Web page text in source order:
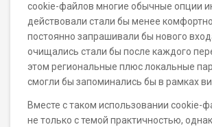
cookie-файлов многие обычные опции
действовали стали бы менее
постоянно запрашивали бы нового
очищались стали бы после каждого
этом региональные плюс локальные
смогли бы запоминались бы в рамках
Вместе с таком использовании cookie-
не только с темой практичностью,